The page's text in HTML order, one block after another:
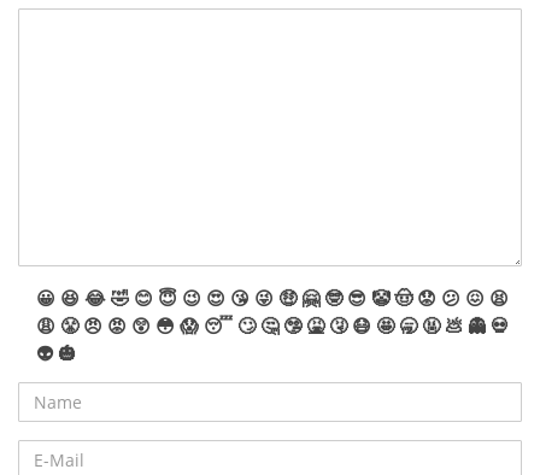
😀 😆 😂🤣 😊 😇 😉 😍 😘 😜 🤑 🤗 🤓 😎 🤡🤠 😟 😕 😖 😫
😩 😤 😠 😡 😲 😳 😱 😴 🙄 🤔 🤥 🤮 🤧 😷 🤩 🥱 🤬 💩 👻 💀
👽 🎃